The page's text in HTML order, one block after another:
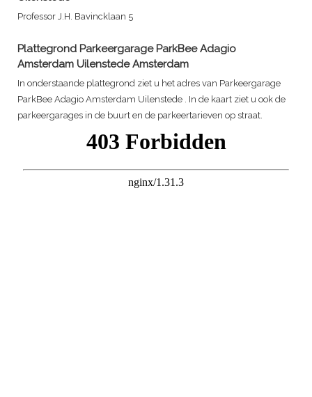
Professor J.H. Bavincklaan 5
Plattegrond Parkeergarage ParkBee Adagio
Amsterdam UilenstedeAmsterdam
In onderstaande plattegrond ziet u het adres van Parkeergarage
ParkBee Adagio Amsterdam Uilenstede . In de kaart ziet u ook de
parkeergarages in de buurt en de parkeertarieven op straat.